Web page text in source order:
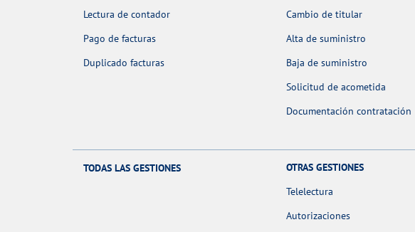
Lectura de contador
Pago de facturas
Duplicado facturas
Cambio de titular
Alta de suministro
Baja de suministro
Solicitud de acometida
Documentación contratación
TODAS LAS GESTIONES
OTRAS GESTIONES
Telelectura
Autorizaciones